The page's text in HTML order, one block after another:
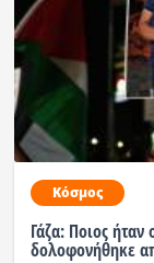
Ραδιόφωνο
Κόσμος
Γάζα: Ποιος
δολοφονήθηκε